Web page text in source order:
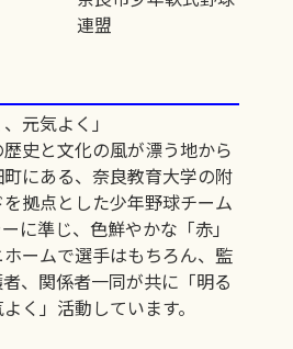
連盟
元気よく」
史と文化の風が漂う地から
にある、奈良教育大学の附
拠点とした少年野球チーム
に準じ、色鮮やかな「赤」
ームで選手はもちろん、監
、関係者一同が共に「明る
く」活動しています。